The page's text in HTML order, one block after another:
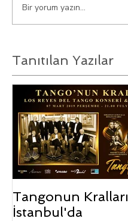
Bir yorum yazın...
Tanıtılan Yazılar
Tangonun Kralları
İstanbul'da